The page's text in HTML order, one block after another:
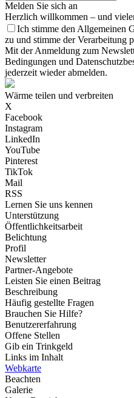
Melden Sie sich an
Herzlich willkommen – und
Ich stimme den Allgemeinen
zu und stimme der Verarbeitung
Mit der Anmeldung zum
Bedingungen und
jederzeit wieder abmelden.
Wärme teilen und verbreiten
X
Facebook
Instagram
LinkedIn
YouTube
Pinterest
TikTok
Mail
RSS
Lernen Sie uns kennen
Unterstützung
Öffentlichkeitsarbeit
Belichtung
Profil
Newsletter
Partner-Angebote
Leisten Sie einen Beitrag
Beschreibung
Häufig gestellte Fragen
Brauchen Sie Hilfe?
Benutzererfahrung
Offene Stellen
Gib ein Trinkgeld
Links im Inhalt
Webkarte
Beachten
Galerie